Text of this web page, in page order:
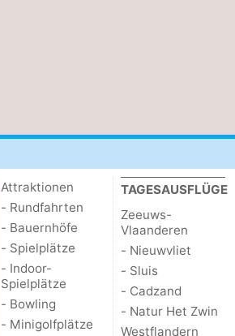
Attraktionen
- Rundfahrten
- Bauernhöfe
- Spielplätze
- Indoor-
Spielplätze
- Bowling
- Minigolfplätze
TAGESAUSFLÜGE
Zeeuws-
Vlaanderen
- Nieuwvliet
- Sluis
- Cadzand
- Natur Het Zwin
Westflandern